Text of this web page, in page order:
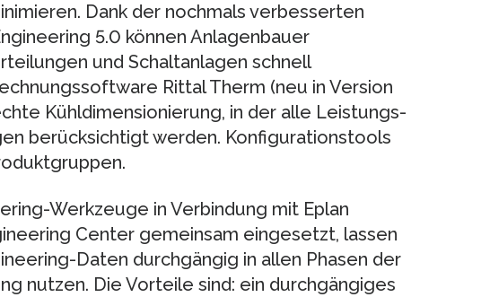
Dank der nochmals verbesserten
5.0 können Anlagenbauer
und Schaltanlagen schnell
Rittal Therm (neu in Version
Kühldimensionierung, in der alle Leistungs-
berücksichtigt werden. Konfigurationstools
Werkzeuge in Verbindung mit Eplan
Center gemeinsam eingesetzt, lassen
Daten durchgängig in allen Phasen der
nutzen. Die Vorteile sind: ein durchgängiges